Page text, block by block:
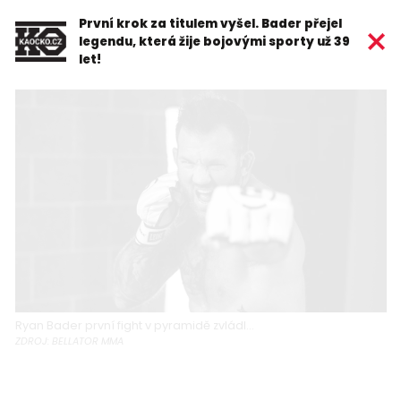
První krok za titulem vyšel. Bader přejel
legendu, která žije bojovými sporty už 39
let!